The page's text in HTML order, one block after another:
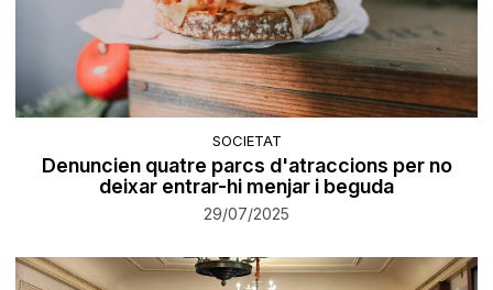
SOCIETAT
Denuncien quatre parcs d'atraccions per no
deixar entrar-hi menjar i beguda
29/07/2025